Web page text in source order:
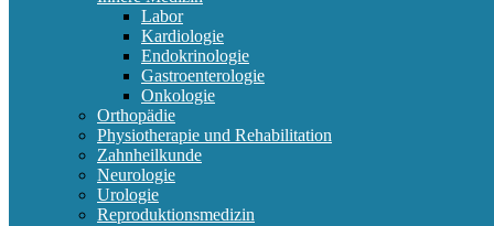
Labor
Kardiologie
Endokrinologie
Gastroenterologie
Onkologie
Orthopädie
Physiotherapie und Rehabilitation
Zahnheilkunde
Neurologie
Urologie
Reproduktionsmedizin